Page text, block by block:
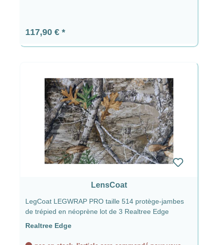
Prix régulier :
117,90 €
LensCoat
LegCoat LEGWRAP PRO taille 514 protège-jambes
de trépied en néoprène lot de 3 Realtree Edge
Realtree Edge